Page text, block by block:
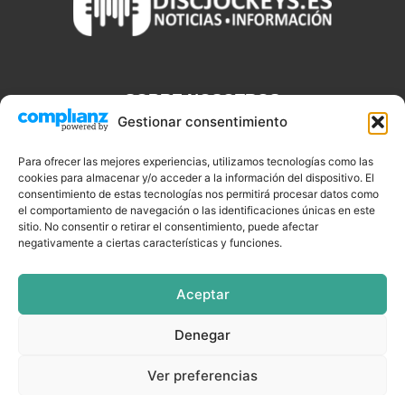
Gestionar consentimiento
Para ofrecer las mejores experiencias, utilizamos tecnologías como las
cookies para almacenar y/o acceder a la información del dispositivo. El
consentimiento de estas tecnologías nos permitirá procesar datos como
el comportamiento de navegación o las identificaciones únicas en este
sitio. No consentir o retirar el consentimiento, puede afectar
negativamente a ciertas características y funciones.
Aceptar
Denegar
Ver preferencias
SOBRE NOSOTROS
que necesitas saber sobre noticias, novedades, tecnologías y
aplicaciones que te ayudaran a ser un mejor Djs.
SÍGUENOS
EQUIPAMIENTO EVENTOS
TUTORIALES